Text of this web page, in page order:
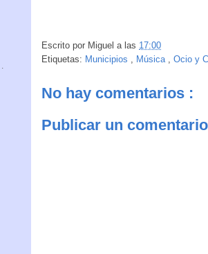
Escrito por Miguel a las 17:00
Etiquetas: Municipios , Música , Ocio y
No hay comentarios :
Publicar un comentario